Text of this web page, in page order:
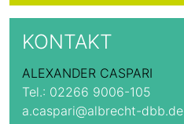
KONTAKT
ALEXANDER CASPARI
Tel.: 02266 9006-105
a.caspari@albrecht-dbb.de